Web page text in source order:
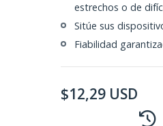
estrechos o de
Sitúe sus
Fiabilidad
$12,29 USD